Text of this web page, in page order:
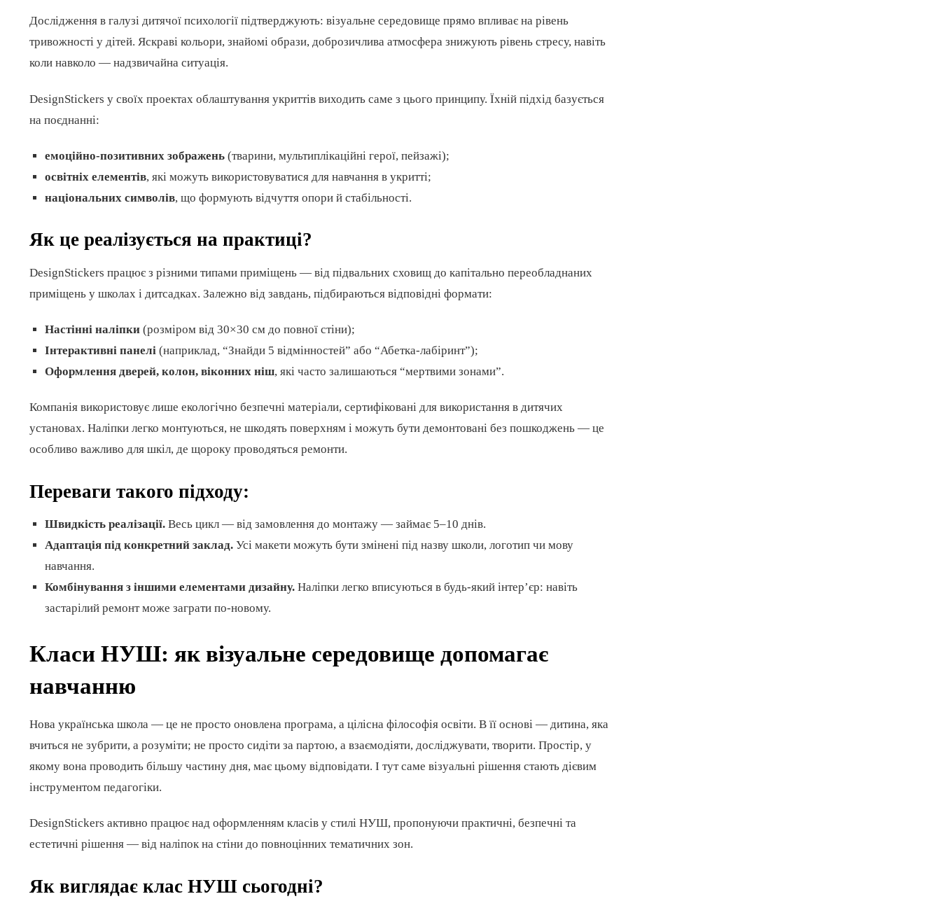
Дослідження в галузі дитячої психології підтверджують: візуальне середовище прямо впливає на рівень
тривожності у дітей. Яскраві кольори, знайомі образи, доброзичлива атмосфера знижують рівень стресу, навіть
коли навколо — надзвичайна ситуація.
DesignStickers у своїх проектах облаштування укриттів виходить саме з цього принципу. Їхній підхід базується
на поєднанні:
емоційно-позитивних зображень (тварини, мультиплікаційні герої, пейзажі);
освітніх елементів, які можуть використовуватися для навчання в укритті;
національних символів, що формують відчуття опори й стабільності.
Як це реалізується на практиці?
DesignStickers працює з різними типами приміщень — від підвальних сховищ до капітально переобладнаних
приміщень у школах і дитсадках. Залежно від завдань, підбираються відповідні формати:
Настінні наліпки (розміром від 30×30 см до повної стіни);
Інтерактивні панелі (наприклад, “Знайди 5 відмінностей” або “Абетка-лабіринт”);
Оформлення дверей, колон, віконних ніш, які часто залишаються “мертвими зонами”.
Компанія використовує лише екологічно безпечні матеріали, сертифіковані для використання в дитячих
установах. Наліпки легко монтуються, не шкодять поверхням і можуть бути демонтовані без пошкоджень — це
особливо важливо для шкіл, де щороку проводяться ремонти.
Переваги такого підходу:
Швидкість реалізації. Весь цикл — від замовлення до монтажу — займає 5–10 днів.
Адаптація під конкретний заклад. Усі макети можуть бути змінені під назву школи, логотип чи мову
навчання.
Комбінування з іншими елементами дизайну. Наліпки легко вписуються в будь-який інтер’єр: навіть
застарілий ремонт може заграти по-новому.
Класи НУШ: як візуальне середовище допомагає
навчанню
Нова українська школа — це не просто оновлена програма, а цілісна філософія освіти. В її основі — дитина, яка
вчиться не зубрити, а розуміти; не просто сидіти за партою, а взаємодіяти, досліджувати, творити. Простір, у
якому вона проводить більшу частину дня, має цьому відповідати. І тут саме візуальні рішення стають дієвим
інструментом педагогіки.
DesignStickers активно працює над оформленням класів у стилі НУШ, пропонуючи практичні, безпечні та
естетичні рішення — від наліпок на стіни до повноцінних тематичних зон.
Як виглядає клас НУШ сьогодні?